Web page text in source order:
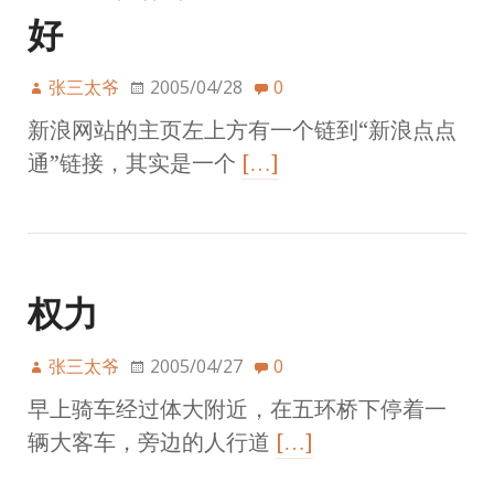
好
张三太爷 2005/04/28 0
新浪网站的主页左上方有一个链到“新浪点点
通”链接，其实是一个 […]
权力
张三太爷 2005/04/27 0
早上骑车经过体大附近，在五环桥下停着一
辆大客车，旁边的人行道 […]